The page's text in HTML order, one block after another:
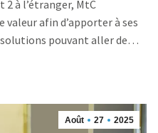
2 à l’étranger, MtC
afin d’apporter à ses
solutions pouvant aller de…
Août 27 2025